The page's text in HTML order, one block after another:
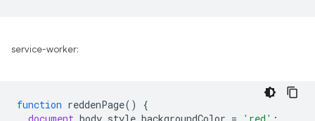
service-worker:
function reddenPage()
{
document body style backgroundColor = 'red' ;